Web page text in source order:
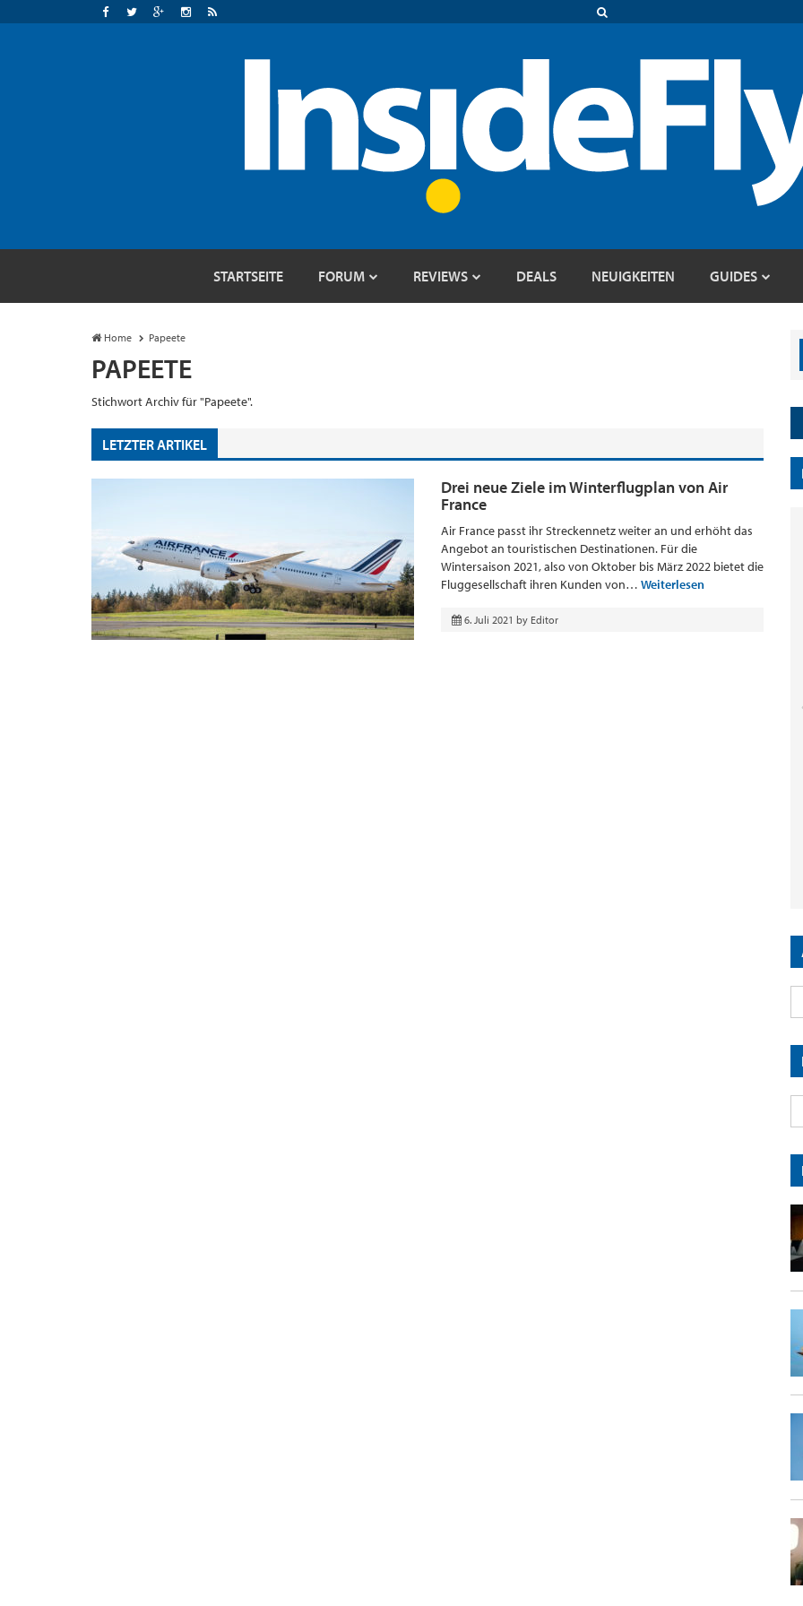
STARTSEITE FORUM REVIEWS DEALS NEUIGKEITEN GUIDES
Home Papeete
PAPEETE
Stichwort Archiv für "Papeete".
LETZTER ARTIKEL
Drei neue Ziele im Winterflugplan von Air
France
Air France passt ihr Streckennetz weiter an und erhöht das
Angebot an touristischen Destinationen. Für die
Wintersaison 2021, also von Oktober bis März 2022 bietet die
Fluggesellschaft ihren Kunden von… Weiterlesen
6. Juli 2021 by Editor